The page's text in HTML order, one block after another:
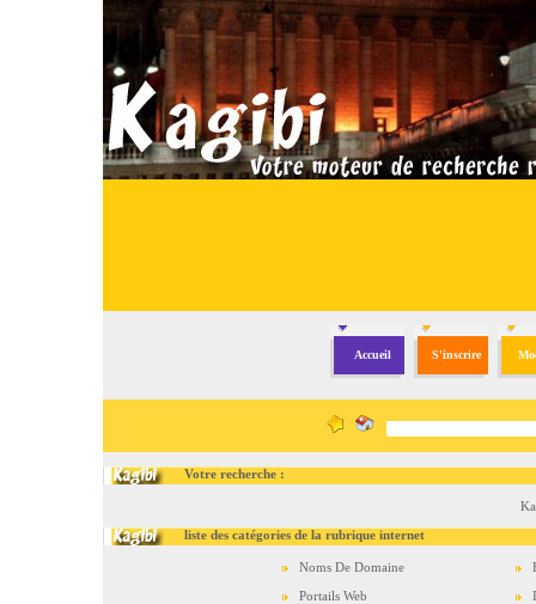
Accueil S'inscrire
Votre recherche :
liste des catégories de la rubrique internet
Noms De Domaine
Portails Web